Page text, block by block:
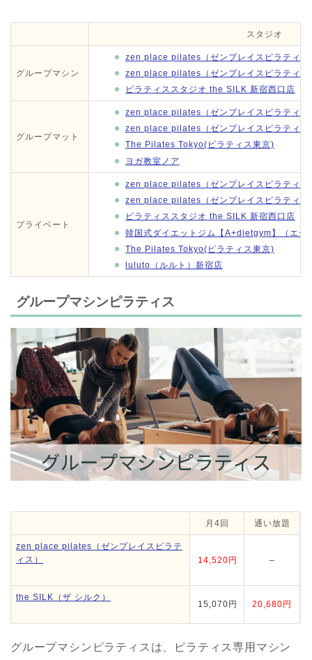
スタジオ
グループマシン
zen place pilates（ゼンプレイスピラティス
zen place pilates（ゼンプレイスピラティス
ピラティススタジオ the SILK 新宿西口店
グループマット
zen place pilates（ゼンプレイスピラティス
zen place pilates（ゼンプレイスピラティス
The Pilates Tokyo(ピラティス東京)
ヨガ教室ノア
プライベート
zen place pilates（ゼンプレイスピラティス
zen place pilates（ゼンプレイスピラティス
ピラティススタジオ the SILK 新宿西口店
韓国式ダイエットジム【A+dietgym】（エー
The Pilates Tokyo(ピラティス東京)
luluto（ルルト）新宿店
グループマシンピラティス
月4回 通い放題
zen place pilates（ゼンプレイスピラテ
ィス）
14,520円 –
the SILK（ザ シルク）
15,070円 20,680円
グループマシンピラティスは、ピラティス専用マシン